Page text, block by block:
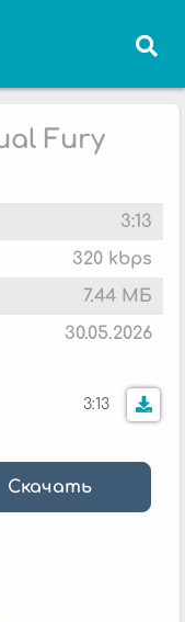
Fury
3:13
320 kbps
7.44 МБ
30.05.2026
3:13
Скачать